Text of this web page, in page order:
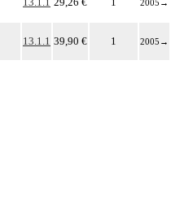
2005 →
13.1.1 39,90 € 1 2005 →